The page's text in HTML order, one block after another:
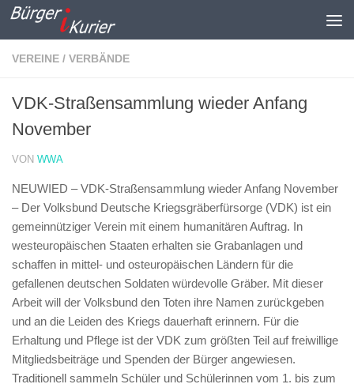
Zum Inhalt springen
VEREINE / VERBÄNDE
VDK-Straßensammlung wieder Anfang
November
VON WWA
NEUWIED – VDK-Straßensammlung wieder Anfang November
– Der Volksbund Deutsche Kriegsgräberfürsorge (VDK) ist ein
gemeinnütziger Verein mit einem humanitären Auftrag. In
westeuropäischen Staaten erhalten sie Grabanlagen und
schaffen in mittel- und osteuropäischen Ländern für die
gefallenen deutschen Soldaten würdevolle Gräber. Mit dieser
Arbeit will der Volksbund den Toten ihre Namen zurückgeben
und an die Leiden des Kriegs dauerhaft erinnern. Für die
Erhaltung und Pflege ist der VDK zum größten Teil auf freiwillige
Mitgliedsbeiträge und Spenden der Bürger angewiesen.
Traditionell sammeln Schüler und Schülerinnen vom 1. bis zum